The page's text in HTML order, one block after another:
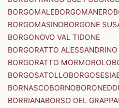
BORGOMALEBORGOMANERO
BORGOMASINOBORGONE
BORGONOVO VAL TIDONE
BORGORATTO ALESSANDRINO
BORGORATTO MORMOROLO
BORGOSATOLLOBORGOSESIA
BORNASCOBORNO
BORRIANABORSO DEL GRAPPA